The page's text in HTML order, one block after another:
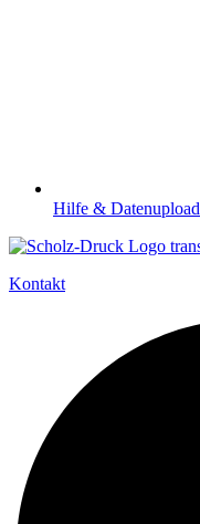
Hilfe & Datenupload
Kontakt